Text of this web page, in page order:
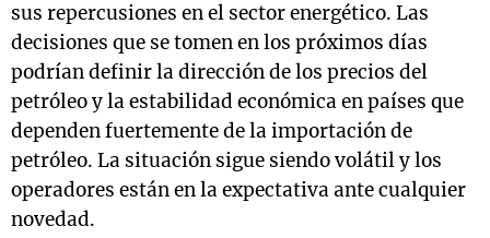
sus repercusiones en el sector energético. Las
decisiones que se tomen en los próximos días
podrían definir la dirección de los precios del
petróleo y la estabilidad económica en países que
dependen fuertemente de la importación de
petróleo. La situación sigue siendo volátil y los
operadores están en la expectativa ante cualquier
novedad.